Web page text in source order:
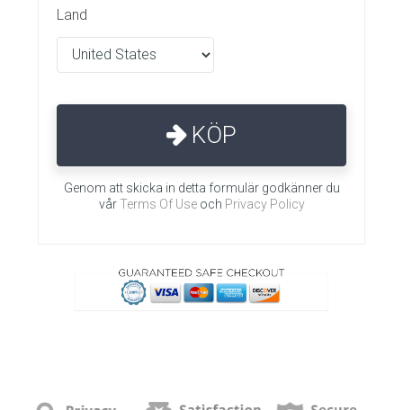
Land
KÖP
Genom att skicka in detta formulär godkänner du
vårTerms Of Useoch Privacy Policy